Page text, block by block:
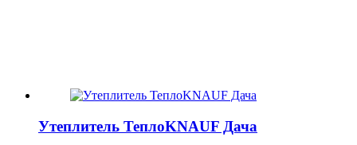
Утеплитель ТеплоKNAUF Дача